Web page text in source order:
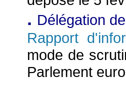
. Délégation
Rapport
mode de
Parlement